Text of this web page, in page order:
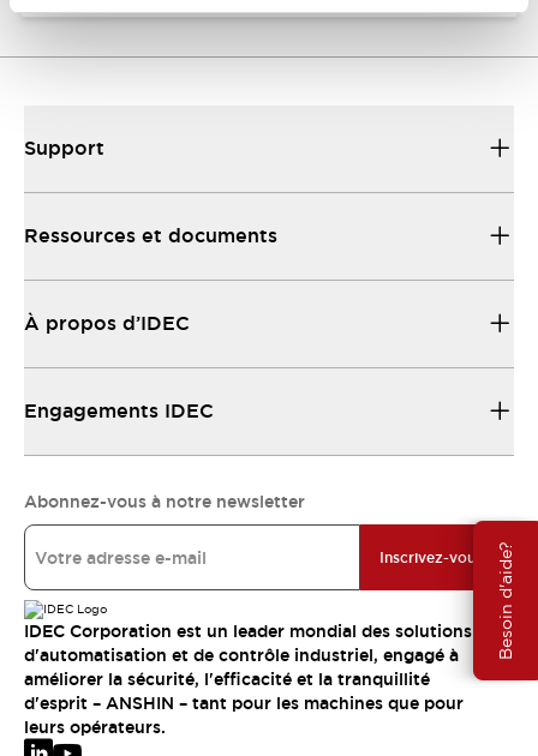
Besoin d'aide?
Support
Ressources et documents
À propos d’IDEC
Engagements IDEC
Abonnez-vous à notre newsletter
Inscrivez-vous
IDEC Corporation est un leader mondial des solutions
d'automatisation et de contrôle industriel, engagé à
améliorer la sécurité, l'efficacité et la tranquillité
d'esprit – ANSHIN – tant pour les machines que pour
leurs opérateurs.